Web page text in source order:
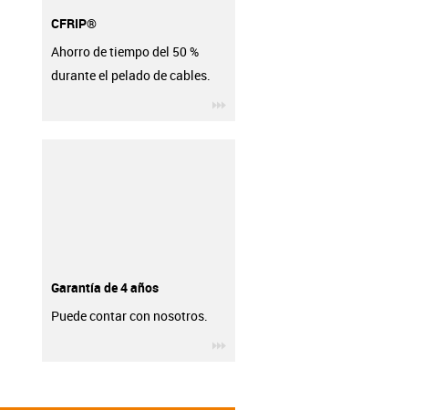
CFRIP®
Ahorro de tiempo del 50 %
durante el pelado de cables.
Garantía de 4 años
Puede contar con nosotros.